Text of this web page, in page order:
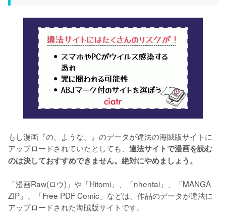
もし漫画『の、ような。』のデータが違法の海賊版サイトに
アップロードされていたとしても、 違法サイトで漫画を読む
のは決しておすすめできません。絶対にやめましょう。
「漫画Raw(ロウ)」や「Hitomi」、「nhentai」、「MANGA
ZIP」、「Free PDF Comic」などは、作品のデータが違法に
アップロードされた海賊版サイトです。